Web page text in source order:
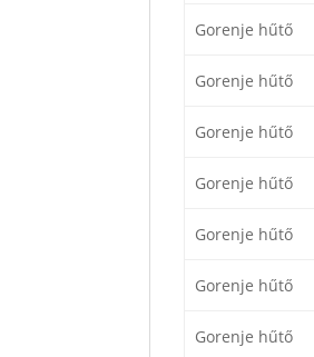
Gorenje hűtő
Gorenje hűtő
Gorenje hűtő
Gorenje hűtő
Gorenje hűtő
Gorenje hűtő
Gorenje hűtő